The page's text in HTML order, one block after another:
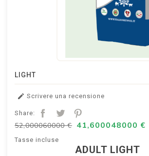
LIGHT
 Scrivere una recensione
Share:
52,000060000 € 41,600048000 €
Tasse incluse
ADULT LIGHT